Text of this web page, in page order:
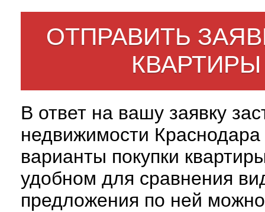
ОТПРАВИТЬ
В ответ на вашу заявку
недвижимости
варианты покупки
удобном для сравнения
предложения по ней